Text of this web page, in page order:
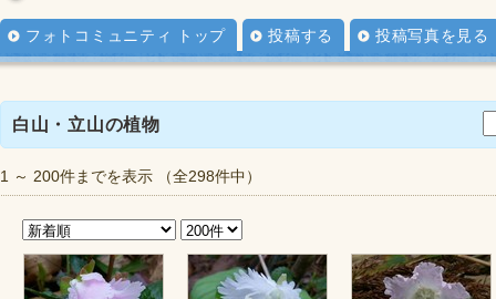
フォトコミュニティ トップ 投稿する 投稿写真を見る
白山・立山の植物
1 ～ 200件までを表示 （全298件中）